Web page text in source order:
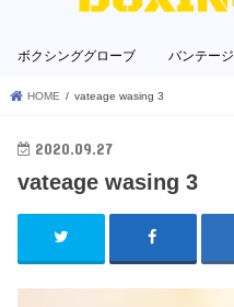
ボクシンググローブ バンテージ
HOME vateage wasing 3
2020.09.27
vateage wasing 3